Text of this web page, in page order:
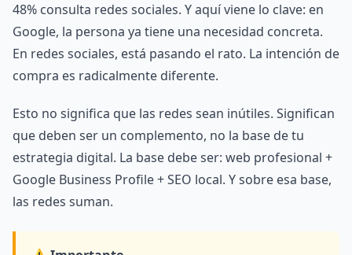
48% consulta redes sociales. Y aquí viene lo clave: en
Google, la persona ya tiene una necesidad concreta.
En redes sociales, está pasando el rato. La intención de
compra es radicalmente diferente.
Esto no significa que las redes sean inútiles. Significan
que deben ser un complemento, no la base de tu
estrategia digital. La base debe ser: web profesional +
Google Business Profile + SEO local. Y sobre esa base,
las redes suman.